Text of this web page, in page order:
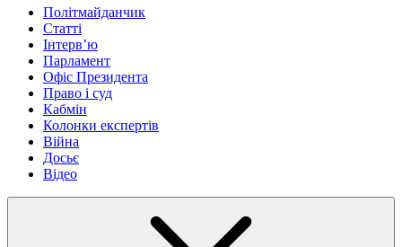
Політмайданчик
Статті
Інтервʼю
Парламент
Офіс Президента
Право і суд
Кабмін
Колонки експертів
Війна
Досьє
Відео